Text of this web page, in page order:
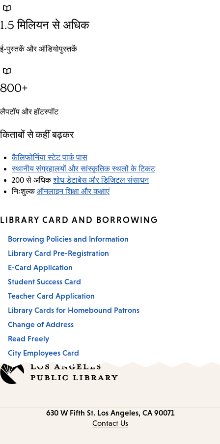
1.5 मिलियन से अधिक
ई-पुस्तकें और ऑडियोपुस्तकें
800+
लैपटॉप और हॉटस्पॉट
किताबों से कहीं बढ़कर
कैलिफोर्निया स्टेट पार्क पास
स्थानीय संग्रहालयों और सांस्कृतिक स्थलों के टिकट
200 से अधिकशोध डेटाबेस और डिजिटल संसाधन
निःशुल्कऑनलाइन शिक्षा और कक्षाएं
LIBRARY CARD AND BORROWING
Borrowing Policies and Information
Library Card Pre-Registration
E-Card Application
Student Success Card
Teacher Card Application
Library Cards for Homebound Patrons
Change of Address
Read Freely
City Employees Card
630 W Fifth St. Los Angeles, CA 90071
Contact Us